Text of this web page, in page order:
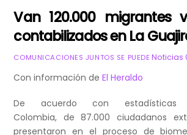
Van 120.000 migrantes
contabilizados en La
COMUNICACIONES JUNTOS SE PUEDE Noticias
Con información deEl Heraldo
De acuerdo con estadísticas
Colombia, de 87.000 ciudadanos
presentaron en el proceso de